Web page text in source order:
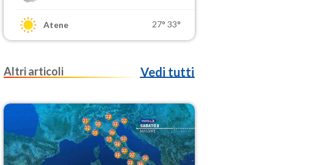
Atene 27° 33°
Altri articoli Vedi tutti